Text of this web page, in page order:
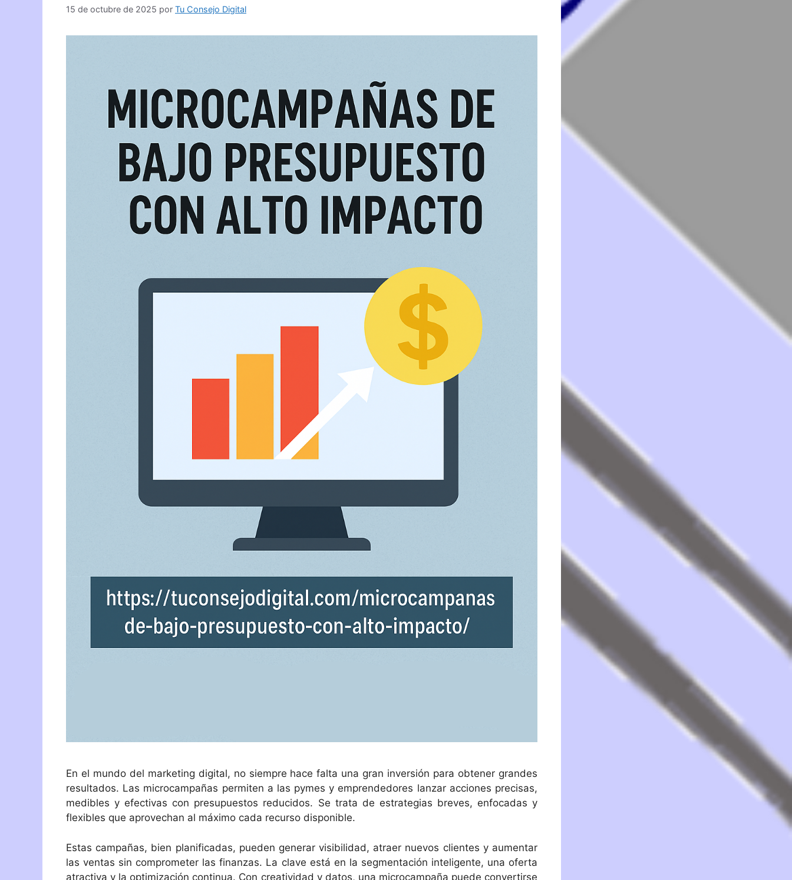
15 de octubre de 2025 por Tu Consejo Digital
En el mundo del marketing digital, no siempre hace falta una gran inversión para obtener grandes
resultados. Las microcampañas permiten a las pymes y emprendedores lanzar acciones precisas,
medibles y efectivas con presupuestos reducidos. Se trata de estrategias breves, enfocadas y
flexibles que aprovechan al máximo cada recurso disponible.
Estas campañas, bien planificadas, pueden generar visibilidad, atraer nuevos clientes y aumentar
las ventas sin comprometer las finanzas. La clave está en la segmentación inteligente, una oferta
atractiva y la optimización continua. Con creatividad y datos, una microcampaña puede convertirse